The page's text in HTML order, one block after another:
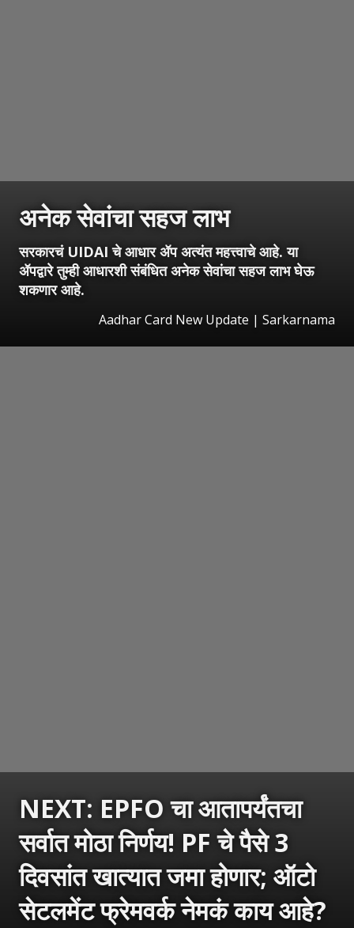
अनेक सेवांचा सहज लाभ
सरकारचं UIDAI चे आधार ॲप अत्यंत महत्त्वाचे आहे. या
ॲपद्वारे तुम्ही आधारशी संबंधित अनेक सेवांचा सहज लाभ घेऊ
शकणार आहे.
Aadhar Card New Update | Sarkarnama
NEXT: EPFO चा आतापर्यंतचा
सर्वात मोठा निर्णय! PF चे पैसे 3
दिवसांत खात्यात जमा होणार; ऑटो
सेटलमेंट फ्रेमवर्क नेमकं काय आहे?